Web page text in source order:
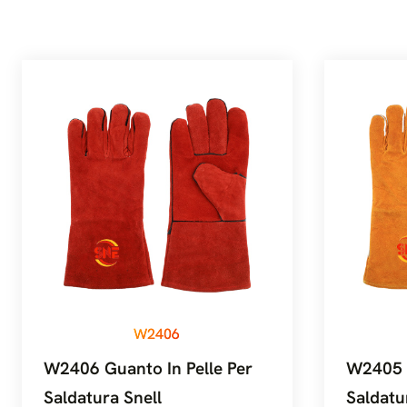
W2406
W2406 Guanto In Pelle Per
Saldatura Snell
W2405